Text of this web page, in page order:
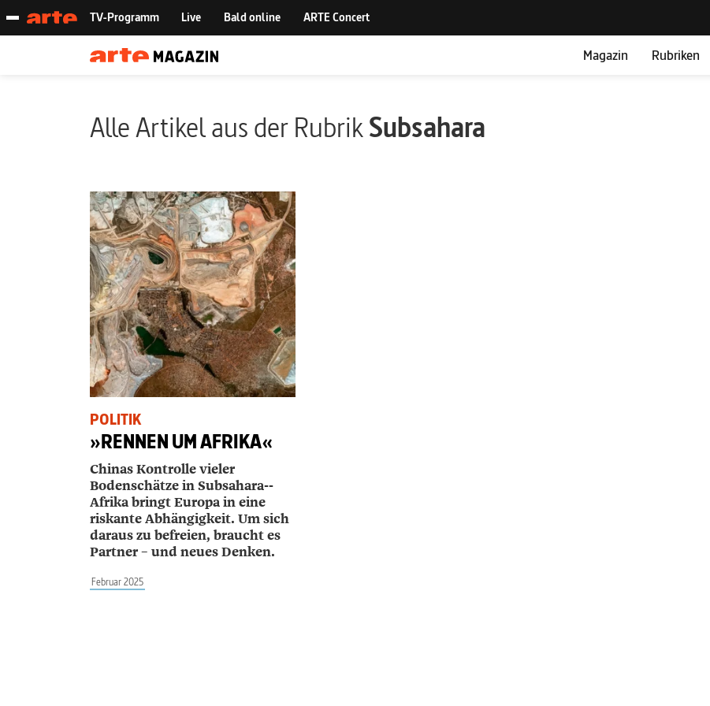
Magazin Rubriken
Alle Artikel aus der RubrikSubsahara
POLITIK
»RENNEN UM AFRIKA«
Chinas Kontrolle vieler
Bodenschätze in Subsahara-­
Afrika bringt Europa in eine
riskante Abhängigkeit. Um sich
daraus zu befreien, braucht es
Partner – und neues Denken.
Februar 2025